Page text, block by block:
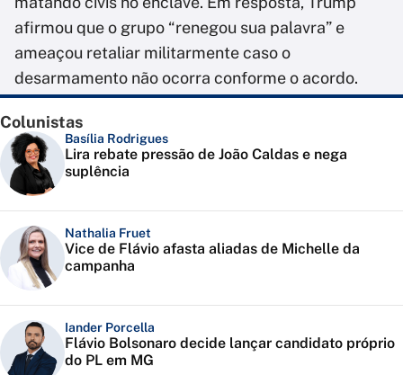
afirmou que o grupo “renegou sua palavra” e
ameaçou retaliar militarmente caso o
desarmamento não ocorra conforme o acordo.
Colunistas
Basília Rodrigues
Lira rebate pressão de João Caldas e nega
suplência
Nathalia Fruet
Vice de Flávio afasta aliadas de Michelle da
campanha
Iander Porcella
Flávio Bolsonaro decide lançar candidato próprio
do PL em MG